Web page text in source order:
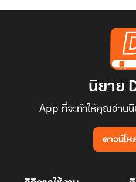
นิยาย
App ที่จะทำให้คุณอ่านนิ
ดาวน์โห